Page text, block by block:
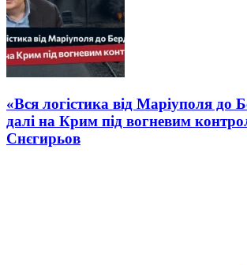
«Вся логістика від Маріуполя до
далі на Крим під вогневим
Снєгирьов